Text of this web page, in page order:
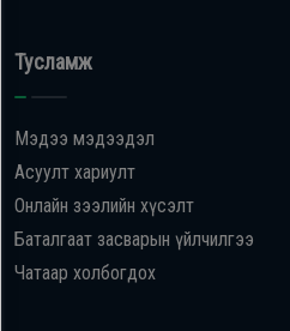
Тусламж
Мэдээ мэдээдэл
Асуулт хариулт
Онлайн зээлийн хүсэлт
Баталгаат засварын үйлчилгээ
Чатаар холбогдох